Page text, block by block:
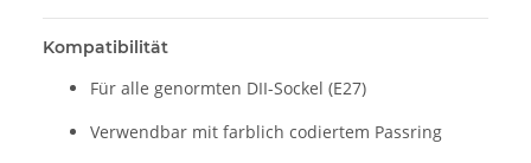
Kompatibilität
Für alle genormten DII-Sockel (E27)
Verwendbar mit farblich codiertem Passring